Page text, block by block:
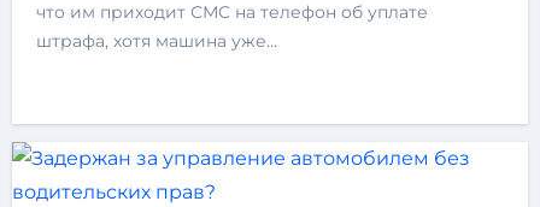
что им приходит СМС на телефон об уплате
штрафа, хотя машина уже…